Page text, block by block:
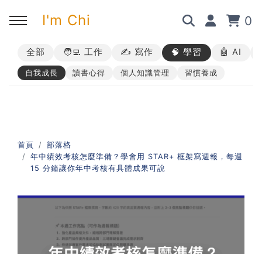
I'm Chi 0
回主選單
➡︎ 所有內容
回主選單
➡︎ 業配合作
回主選單
➡︎ 講座活動
回主選單
AI 職場應用｜ChatGPT 職場
應用入門
AI 職場應用｜ChatGPT 進階
使用思維
全部 🧑‍💻 工作 ✍️ 寫作 🧠 學習 🤖 AI
自我成長 讀書心得 個人知識管理 習慣養成
首頁
部落格
年中績效考核怎麼準備？學會用 STAR+ 框架寫週報，每週
15 分鐘讓你年中考核有具體成果可說